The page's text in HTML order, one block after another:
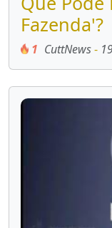
Fazenda'?
1 CuttNews-